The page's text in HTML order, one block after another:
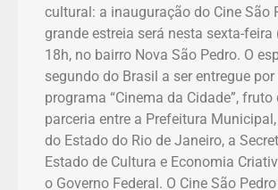
cultural: a inauguração do Cine São
grande estreia será nesta sexta-
18h, no bairro Nova São Pedro. O
segundo do Brasil a ser entregue
programa “Cinema da Cidade”, fruto
parceria entre a Prefeitura
do Estado do Rio de Janeiro, a
Estado de Cultura e Economia
o Governo Federal. O Cine São